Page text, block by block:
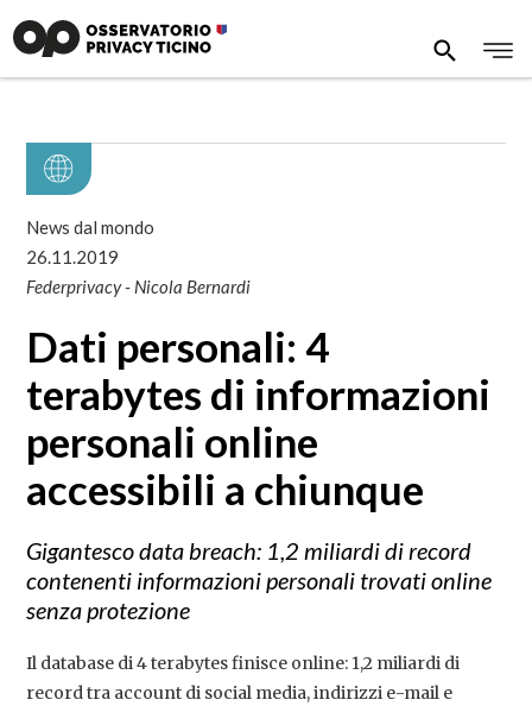
News dal mondo
26.11.2019
Federprivacy - Nicola Bernardi
Dati personali: 4
terabytes di informazioni
personali online
accessibili a chiunque
Gigantesco data breach: 1,2 miliardi di record
contenenti informazioni personali trovati online
senza protezione
Il database di 4 terabytes finisce online: 1,2 miliardi di
record tra account di social media, indirizzi e-mail e